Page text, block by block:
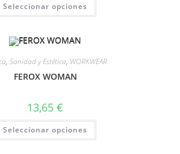
Seleccionar opciones
, Sanidad y Estética, WORKWEAR
FEROX WOMAN
13,65 €
Seleccionar opciones